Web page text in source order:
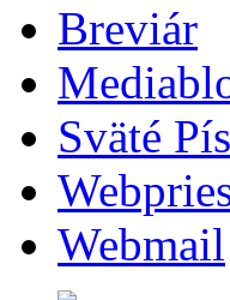
Breviár
Sväté
Webmail